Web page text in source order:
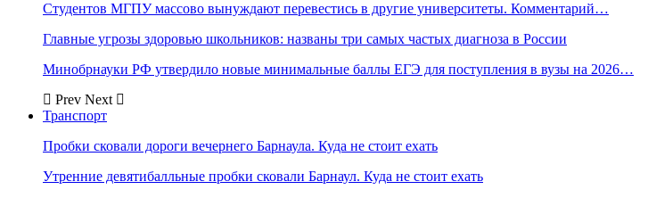
Студентов МГПУ массово вынуждают перевестись в другие университеты. Комментарий…
Главные угрозы здоровью школьников: названы три самых частых диагноза в России
Минобрнауки РФ утвердило новые минимальные баллы ЕГЭ для поступления в вузы на 2026…
Prev Next
Транспорт
Пробки сковали дороги вечернего Барнаула. Куда не стоит ехать
Утренние девятибалльные пробки сковали Барнаул. Куда не стоит ехать